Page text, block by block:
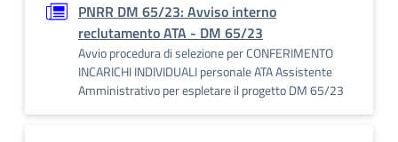
PNRR DM 65/23: Avviso interno
reclutamento ATA - DM 65/23
Avvio procedura di selezione per CONFERIMENTO
INCARICHI INDIVIDUALI personale ATA Assistente
Amministrativo per espletare il progetto DM 65/23